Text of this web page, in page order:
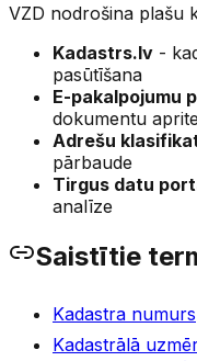
VZD nodrošina plašu
Kadastrs.lv -
pasūtīšana
E-pakalpojumu
dokumentu aprite
Adrešu
pārbaude
Tirgus datu
analīze
Saistītie
Kadastra numurs
Kadastrālā